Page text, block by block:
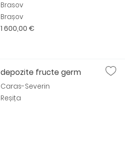
Brasov
Brașov
1 600,00 €
depozite fructe germ
Caras-Severin
Reșița